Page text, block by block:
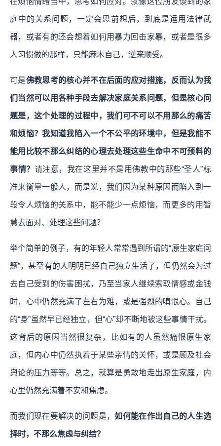
庭中的关系问题，一定会思前想后，到底是运用法律武
器，或者有的还会想着如何用暴力回击家暴，或者是很多
人习惯做的那样，只能麻木自己，逆来顺受。
可是佛教思考的核心并不在后面的应对措施，反而认为我
们当然可以用各种手段去解决家庭关系问题，但是核心问
题是，这个处理的过程中，我们可不可以不用那么的痛苦
和烦恼？我知道我陷入一个不公平的环境中，但是我能不
能用比较不那么纠结的心理去处理这些生命中不可预料的
事情？ 请注意，我在这里并不是用佛教中的那些“圣人”标
准来衡量一般人，而是说，我们因为某种原因而陷入到一
段令人烦恼的关系中，能不能少一点烦恼，而更多的用智
慧去面对、处理这些问题？
举个简单的例子，有的年轻人常常遇到所谓的“原生家庭问
题”，甚至有的人明明已经自己独立生活了，但仍然会为过
去自己受到的伤害困扰，乃至当家人继续索取情感或金钱
时，心中仍然充满了左右为难，或是强烈的嗔恨心。自己
的“身”虽然早已经独立，但“心”却不断地被这些事情干扰。
这背后的原因当然很复杂，比如有的人虽然痛恨原生家
庭，但内心中仍然执着于某些亲情的关怀，或是顾及社会
舆论的压力等等。总之，就算是勇敢地走出原生家庭，内
心里仍然充满着不安和焦虑。
而我们现在要解决的问题是，如何能在作出自己的人生选
择时，不那么焦虑与纠结？